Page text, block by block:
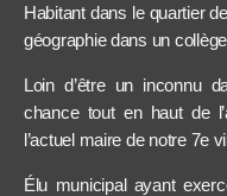
Habitant dans le quartier
géographie dans un
Loin d’être un inconnu
chance tout en haut de
l’actuel maire de notre 7e
Élu municipal ayant